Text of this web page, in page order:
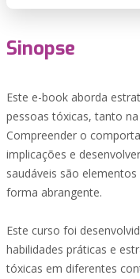
Sinopse
Este e-book aborda
pessoas tóxicas, tanto
Compreender o
implicações e
saudáveis são
forma abrangente.
Este curso foi
habilidades práticas e
tóxicas em diferentes